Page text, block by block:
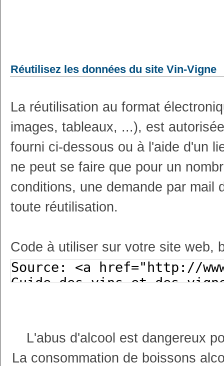
Réutilisez les données du site Vin-Vigne
La réutilisation au format
images, tableaux, ...), est
fourni ci-dessous ou à l'aide d'un
ne peut se faire que pour un
conditions, une demande par mail
toute réutilisation.
Code à utiliser sur votre site web,
L'abus d'alcool est dangereux
La consommation de boissons